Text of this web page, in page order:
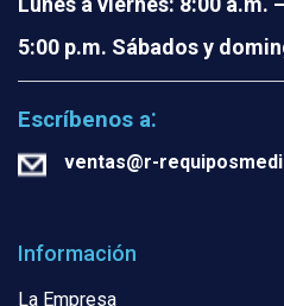
5:00 p.m. Sábados y
Escríbenos a:
ventas@r-
Información
La Empresa